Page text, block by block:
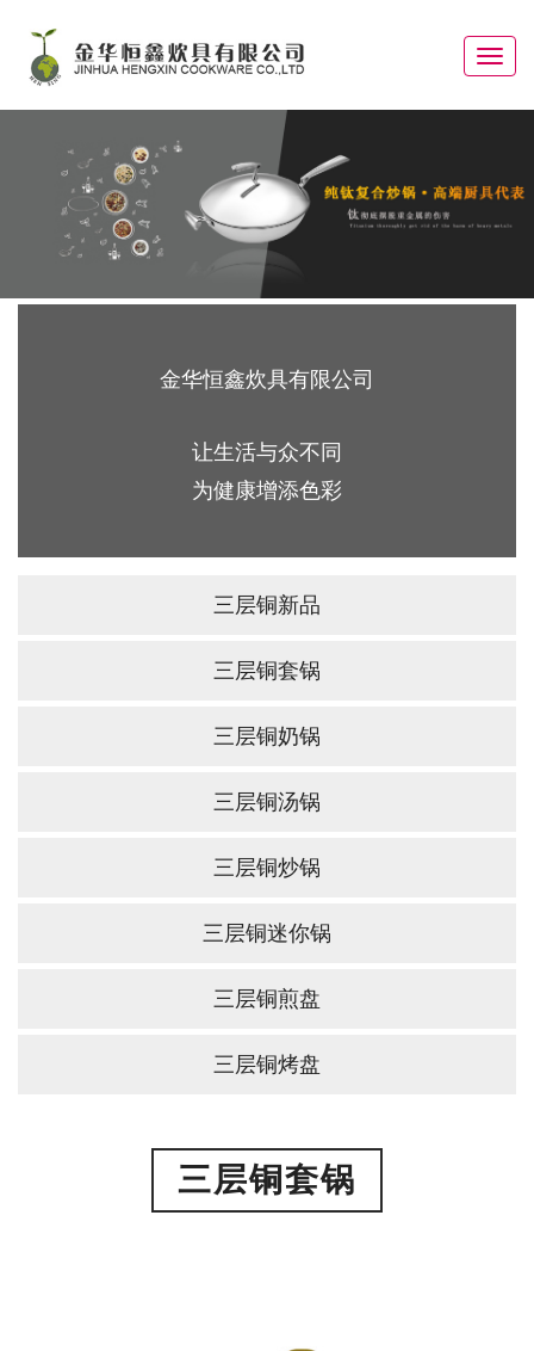
Toggle
金华恒鑫炊具有限公司
让生活与众不同
为健康增添色彩
三层铜新品
三层铜套锅
三层铜奶锅
三层铜汤锅
三层铜炒锅
三层铜迷你锅
三层铜煎盘
三层铜烤盘
三层铜套锅